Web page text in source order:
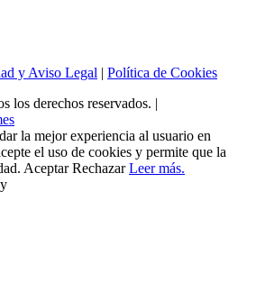
y Aviso Legal | Política de Cookies
los derechos reservados. |
la mejor experiencia al usuario en
el uso de cookies y permite que la
Aceptar Rechazar Leer más.